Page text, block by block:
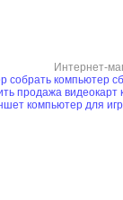
Интернет-
собрать компьютер
продажа видеокарт
компьютер для